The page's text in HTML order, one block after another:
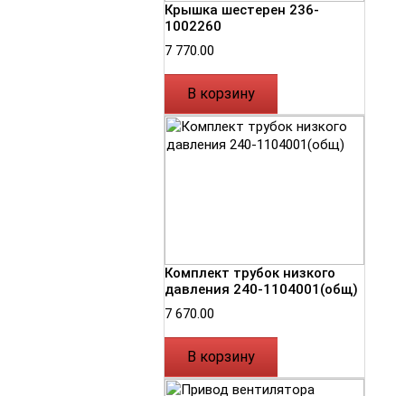
Крышка шестерен 236-
1002260
7 770.00
В корзину
Комплект трубок низкого
давления 240-1104001(общ)
7 670.00
В корзину